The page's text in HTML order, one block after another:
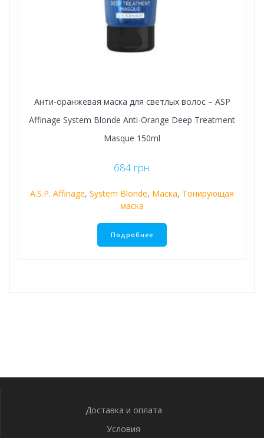
Анти-оранжевая маска для светлых волос – ASP
Affinage System Blonde Anti-Orange Deep Treatment
Masque 150ml
684 грн.
A.S.P. Affinage, System Blonde, Маска, Тонирующая
маска
Подробнее
Доставка и оплата
Условия